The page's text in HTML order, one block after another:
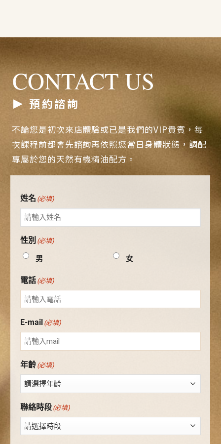
CONTACT US
預約諮詢
不論您是初次來店體驗或已是我們的VIP貴賓，每
次課程前都會先諮詢再依照您當日身體狀態，調配
專屬於您的天然有機精油配方。
姓名 (必填)
性別 (必填)
男 女
電話 (必填)
E-mail (必填)
年齡 (必填)
聯絡時段 (必填)